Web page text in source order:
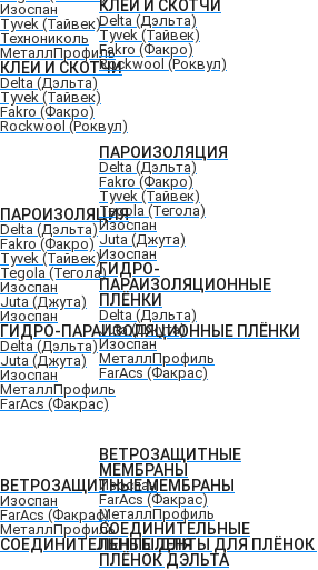
КЛЕИ И СКОТЧИ
Delta (Дэльта)
Tyvek (Тайвек)
Fakro (Факро)
Rockwool (Роквул)
ПАРОИЗОЛЯЦИЯ
Delta (Дэльта)
Fakro (Факро)
Tyvek (Тайвек)
Tegola (Тегола)
Изоспан
Juta (Джута)
Изоспан
ГИДРО-
ПАРАИЗОЛЯЦИОННЫЕ
ПЛЁНКИ
Delta (Дэльта)
Juta (Джута)
Изоспан
МеталлПрофиль
FarAcs (Факрас)
ВЕТРОЗАЩИТНЫЕ
МЕМБРАНЫ
Изоспан
FarAcs (Факрас)
МеталлПрофиль
СОЕДИНИТЕЛЬНЫЕ
ЛЕНТЫ ДЛЯ
ПЛЁНОК ДЭЛЬТА
Изоспан
Tyvek (Тайвек)
Технониколь
МеталлПрофиль
КЛЕИ И СКОТЧИ
Delta (Дэльта)
Tyvek (Тайвек)
Fakro (Факро)
Rockwool (Роквул)
ПАРОИЗОЛЯЦИЯ
Delta (Дэльта)
Fakro (Факро)
Tyvek (Тайвек)
Tegola (Тегола)
Изоспан
Juta (Джута)
Изоспан
ГИДРО-ПАРАИЗОЛЯЦИОННЫЕ ПЛЁНКИ
Delta (Дэльта)
Juta (Джута)
Изоспан
МеталлПрофиль
FarAcs (Факрас)
ВЕТРОЗАЩИТНЫЕ МЕМБРАНЫ
Изоспан
FarAcs (Факрас)
МеталлПрофиль
СОЕДИНИТЕЛЬНЫЕ ЛЕНТЫ ДЛЯ ПЛЁНОК